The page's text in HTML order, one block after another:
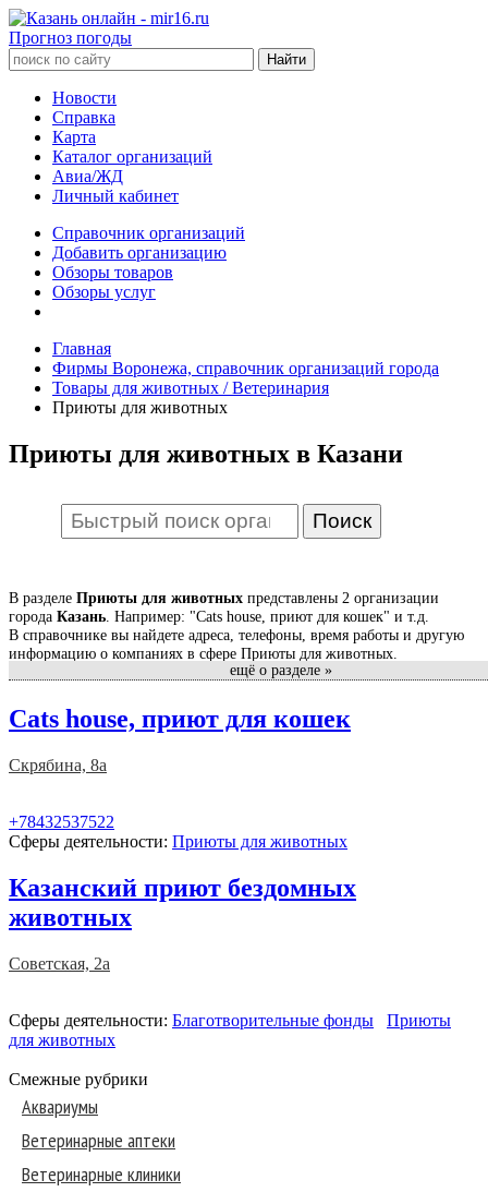
Прогноз погоды
Новости
Справка
Карта
Каталог организаций
Авиа/ЖД
Личный кабинет
Справочник организаций
Добавить организацию
Обзоры товаров
Обзоры услуг
Главная
Фирмы Воронежа, справочник организаций города
Товары для животных / Ветеринария
Приюты для животных
Приюты для животных в Казани
ещё о разделе »
В разделе Приюты для животных представлены 2 организации
города Казань. Например: "Cats house, приют для кошек" и т.д.
В справочнике вы найдете адреса, телефоны, время работы и другую
информацию о компаниях в сфере Приюты для животных.
каталоге - свежая и актуальная информация о компаниях, ведущих
свою деятельность в Казани. У нас вы найдете список фирм,
и многих других учреждений Казани.
сможете оставить свой отзыв. Вместе будет легче сделать правильный
выбор.
Cats house, приют для кошек
Скрябина, 8а
+78432537522
Сферы деятельности: Приюты для животных
Казанский приют бездомных
животных
Советская, 2а
Сферы деятельности: Благотворительные фонды
Приюты
для животных
Смежные рубрики
Аквариумы
Ветеринарные аптеки
Ветеринарные клиники